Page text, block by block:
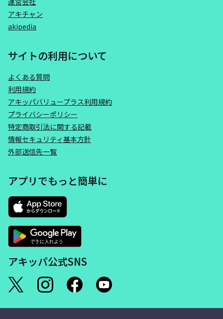
アキチャン
akipedia
サイトの利用について
よくある質問
利用規約
アキッパバリュープラス利用規約
プライバシーポリシー
特定商取引法に関する記載
情報セキュリティ基本方針
外部送信先一覧
アプリでもっと簡単に
アキッパ公式SNS